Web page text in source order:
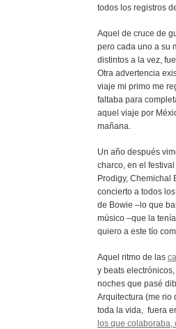
todos los registros
Aquel de cruce de
pero cada uno a su
distintos a la vez,
Otra advertencia
viaje mi primo me
faltaba para
aquel viaje por
mañana.
Un año después
charco, en el
Prodigy,
concierto a todos
de Bowie –lo que
músico –que la
quiero a este tío
Aquel ritmo de las
y beats
noches que pasé
Arquitectura (me rio
toda la vida, fuera
los que